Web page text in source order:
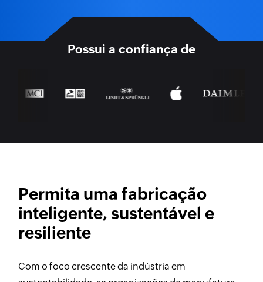
Possui a confiança de
Permita uma fabricação
inteligente, sustentável e
resiliente
Com o foco crescente da indústria em